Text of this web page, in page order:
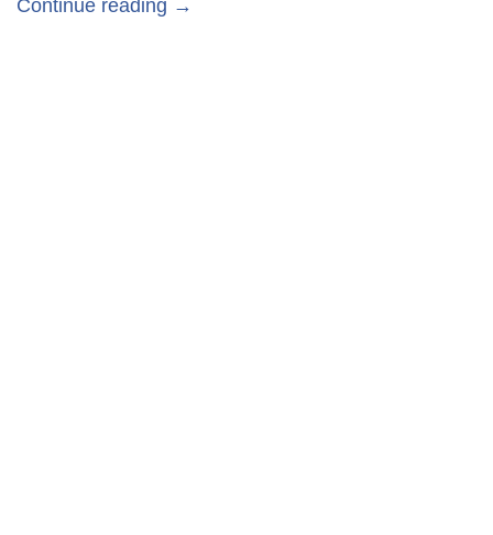
Continue reading →